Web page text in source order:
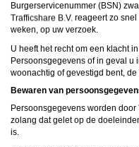
Burgerservicenummer (BSN)
reageert zo
weken, op uw verzoek.
U heeft het recht om een klacht
Persoonsgegevens of in geval u
woonachtig of gevestigd bent,
Bewaren van
Persoonsgegevens worden door
zolang dat gelet op de
is.